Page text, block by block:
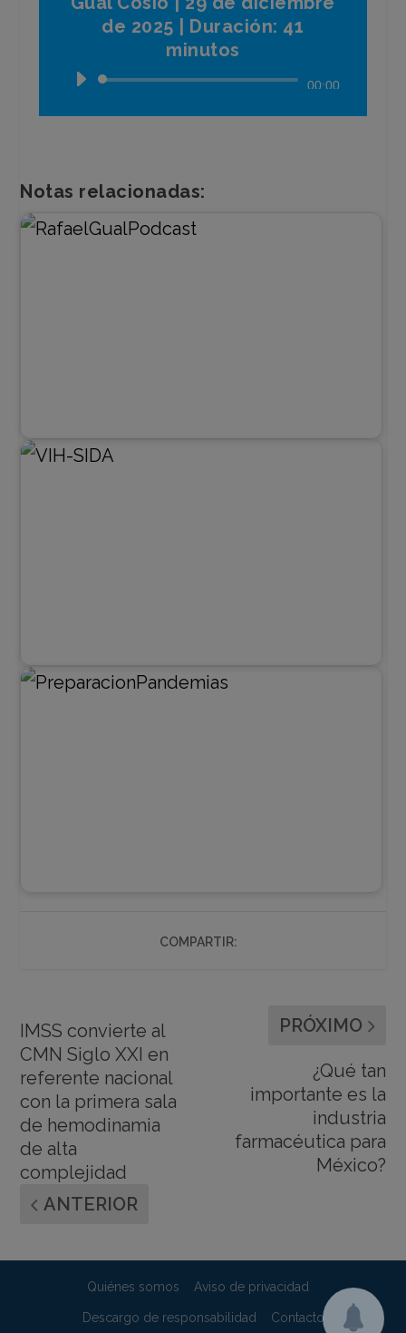
de 2025 | Duración: 41
minutos
Reproductor
de
00:00
Notas relacionadas:
COMPARTIR:
IMSS convierte al
CMN Siglo XXI en
referente nacional
con la primera sala
de hemodinamia
de alta
complejidad
ANTERIOR
PRÓXIMO
¿Qué tan
importante es la
industria
farmacéutica para
México?
Quiénes somos Aviso de privacidad
Descargo de responsabilidad Contacto